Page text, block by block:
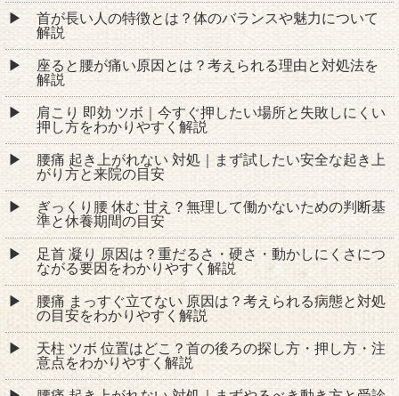
首が長い人の特徴とは？体のバランスや魅力について
解説
座ると腰が痛い原因とは？考えられる理由と対処法を
解説
肩こり 即効 ツボ｜今すぐ押したい場所と失敗しにくい
押し方をわかりやすく解説
腰痛 起き上がれない 対処｜まず試したい安全な起き上
がり方と来院の目安
ぎっくり腰 休む 甘え？無理して働かないための判断基
準と休養期間の目安
足首 凝り 原因は？重だるさ・硬さ・動かしにくさにつ
ながる要因をわかりやすく解説
腰痛 まっすぐ立てない 原因は？考えられる病態と対処
の目安をわかりやすく解説
天柱 ツボ 位置はどこ？首の後ろの探し方・押し方・注
意点をわかりやすく解説